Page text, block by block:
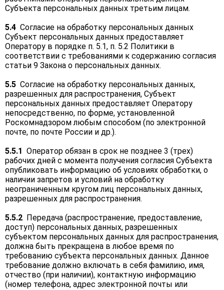
Субъекта персональных данных третьим лицам.
5.4 Согласие на обработку персональных данных
Субъект персональных данных предоставляет
Оператору в порядке п. 5.1, п. 5.2 Политики в
соответствии с требованиями к содержанию согласия
статьи 9 Закона о персональных данных.
5.5 Согласие на обработку персональных данных,
разрешенных для распространения, Субъект
персональных данных предоставляет Оператору
непосредственно, по форме, установленной
Роскомнадзором любым способом (по электронной
почте, по почте России и др.).
5.5.1 Оператор обязан в срок не позднее 3 (трех)
рабочих дней с момента получения согласия Субъекта
опубликовать информацию об условиях обработки, о
наличии запретов и условий на обработку
неограниченным кругом лиц персональных данных,
разрешенных для распространения.
5.5.2 Передача (распространение, предоставление,
доступ) персональных данных, разрешенных
субъектом персональных данных для распространения,
должна быть прекращена в любое время по
требованию субъекта персональных данных. Данное
требование должно включать в себя фамилию, имя,
отчество (при наличии), контактную информацию
(номер телефона, адрес электронной почты или